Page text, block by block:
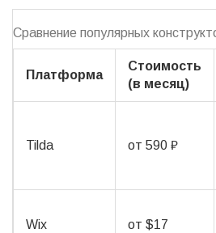
Сравнение популярных
Платформа
Стоимость
(в месяц)
Tilda от 590 ₽
Wix от $17